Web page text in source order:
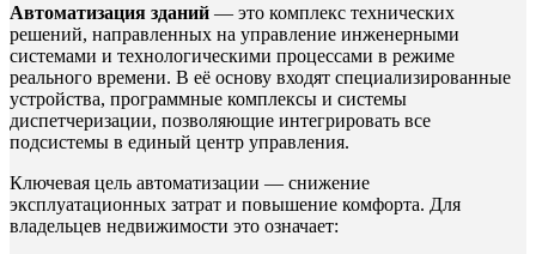
Автоматизация зданий — это комплекс технических
решений, направленных на управление инженерными
системами и технологическими процессами в режиме
реального времени. В её основу входят специализированные
устройства, программные комплексы и системы
диспетчеризации, позволяющие интегрировать все
подсистемы в единый центр управления.
Ключевая цель автоматизации — снижение
эксплуатационных затрат и повышение комфорта. Для
владельцев недвижимости это означает: